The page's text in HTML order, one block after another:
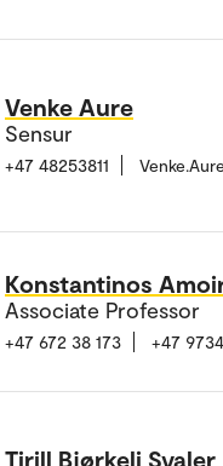
Venke Aure
Sensur
+47 48253811
Konstantinos
Associate Professor
+47 672 38 173 +47
Tirill Bjørkeli Svaler